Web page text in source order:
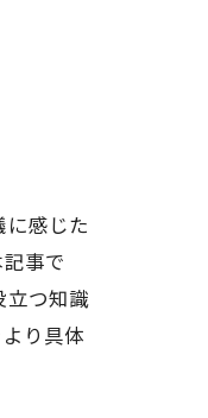
感じた
事で
立つ知識
り具体